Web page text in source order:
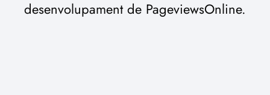
desenvolupament de PageviewsOnline.